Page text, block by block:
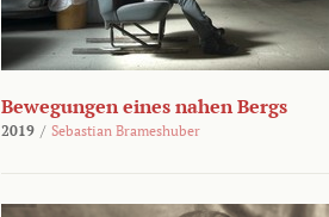
Bewegungen eines nahen Bergs
2019 / Sebastian Brameshuber